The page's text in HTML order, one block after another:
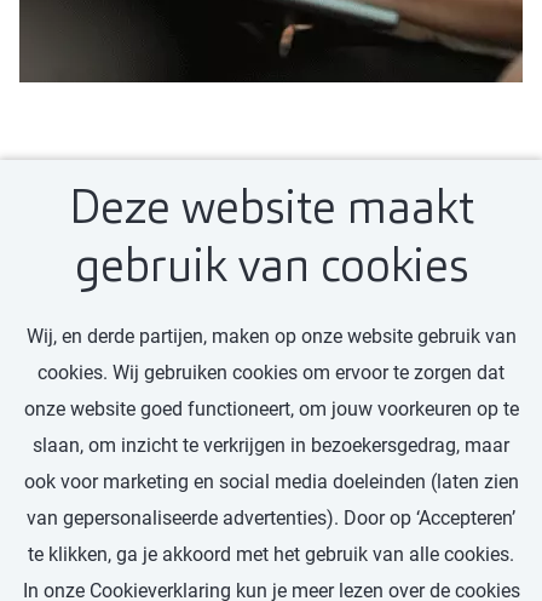
Deze website maakt
gebruik van cookies
Wij, en derde partijen, maken op onze website gebruik van
cookies. Wij gebruiken cookies om ervoor te zorgen dat
onze website goed functioneert, om jouw voorkeuren op te
slaan, om inzicht te verkrijgen in bezoekersgedrag, maar
ook voor marketing en social media doeleinden (laten zien
van gepersonaliseerde advertenties). Door op ‘Accepteren’
te klikken, ga je akkoord met het gebruik van alle cookies.
In onze Cookieverklaring kun je meer lezen over de cookies
Pak je moment en ga
aan de slag bij Baker
Tilly